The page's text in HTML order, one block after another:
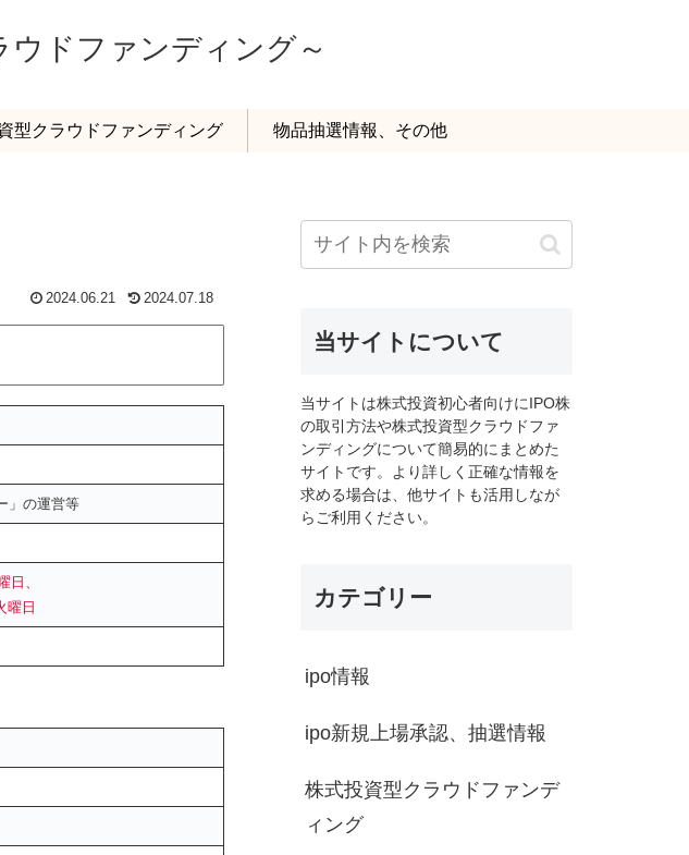
ドファンディング～
型クラウドファンディング 物品抽選情報、その他
2024.06.21 2024.07.18
」の運営等
日、
日
当サイトについて
当サイトは株式投資初心者向けにIPO株
の取引方法や株式投資型クラウドファ
ンディングについて簡易的にまとめた
サイトです。より詳しく正確な情報を
求める場合は、他サイトも活用しなが
らご利用ください。
カテゴリー
ipo情報
ipo新規上場承認、抽選情報
株式投資型クラウドファンデ
ィング